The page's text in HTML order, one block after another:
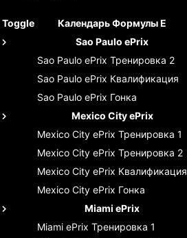
Toggle Календарь Формулы E
Sao Paulo ePrix
Sao Paulo ePrix Тренировка 2
Sao Paulo ePrix Квалификация
Sao Paulo ePrix Гонка
Mexico City ePrix
Mexico City ePrix Тренировка 1
Mexico City ePrix Тренировка 2
Mexico City ePrix Квалификация
Mexico City ePrix Гонка
Miami ePrix
Miami ePrix Тренировка 1